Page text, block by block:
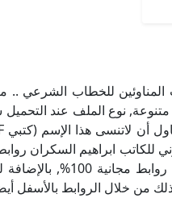
للكاتب ابراهيم السكران
الروابط بالأسفل,
من خلال الروابط بالأسفل